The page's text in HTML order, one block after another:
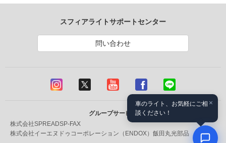
スフィアライトサポートセンター
問い合わせ
グループサービス
株式会社SPREADSP-FAX
株式会社イーエヌドゥコーポレーション（ENDOX） 飯田丸光部品
×
車のライト、お気軽にご相
談ください！